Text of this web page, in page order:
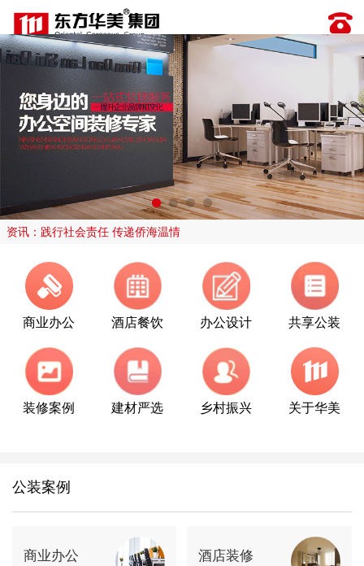
资讯：践行社会责任 传递侨海温情
商业办公 酒店餐饮 办公设计 共享公装
装修案例 建材严选 乡村振兴 关于华美
公装案例
商业办公 酒店装修